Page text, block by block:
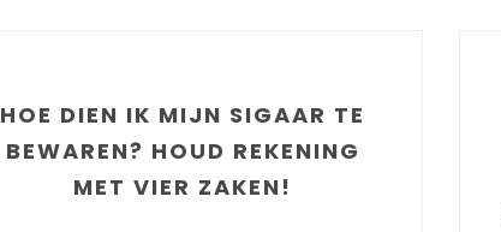
HOE DIEN IK MIJN SIGAAR TE
BEWAREN? HOUD REKENING
MET VIER ZAKEN!